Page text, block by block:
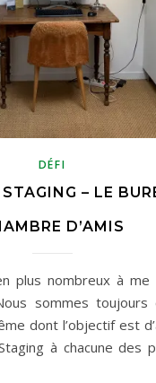
DÉFI
– LE
D’AMIS
sommes
dont l’objectif est
à chacune des